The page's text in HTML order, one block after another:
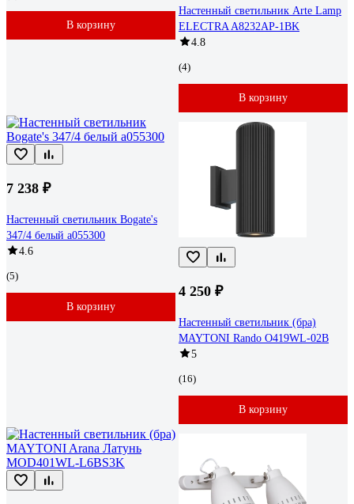
В корзину
Настенный светильник Arte Lamp
ELECTRA A8232AP-1BK
4.8
(4)
В корзину
7 238 ₽
Настенный светильник Bogate's
347/4 белый a055300
4.6
(5)
В корзину
4 250 ₽
Настенный светильник (бра)
MAYTONI Rando O419WL-02B
5
(16)
В корзину